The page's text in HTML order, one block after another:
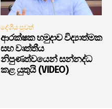
දේශීය පුවත්
ආරක්ෂක හමුදාව විද්‍යාත්මක
සහ වෘත්තීය
නිපුණත්වයෙන් සන්නද්ධ
කළ යුතුයි (VIDEO)